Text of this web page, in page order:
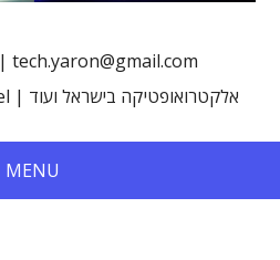
0548814578 ירון | tech.yaron@gmail.com
Electro-optics in Israel | אלקטרואופטיקה בישראל ועוד
MENU